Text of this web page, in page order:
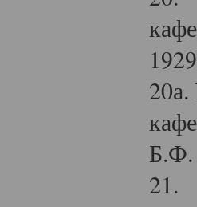
Б.Ф.
21.